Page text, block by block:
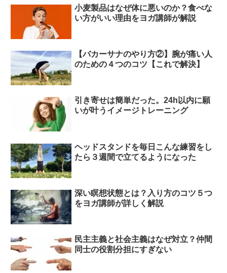
小麦製品はなぜ体に悪いのか？食べな
い方がいい理由をヨガ講師が解説
【バカーサナのやり方②】腕が痛い人
のための４つのコツ【これで解決】
引き寄せは簡単だった。24h以内に願
いが叶うイメージトレーニング
ヘッドスタンドを毎日こんな練習をし
たら３週間で立てるようになった
深い瞑想状態とは？入り方のコツ５つ
をヨガ講師が詳しく解説
民主主義と社会主義はなぜ対立？仲間
同士の役割分担にすぎない